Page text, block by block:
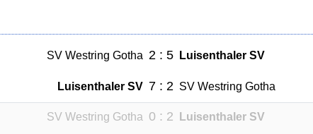
SV Westring Gotha 2 : 5 Luisenthaler SV
Luisenthaler SV 7 : 2 SV Westring Gotha
SV Westring Gotha 0 : 2 Luisenthaler SV